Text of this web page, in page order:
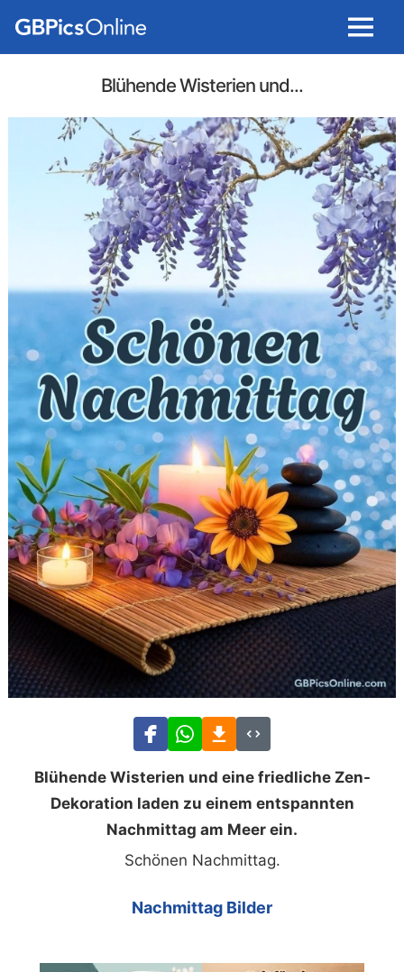
Menu
Blühende Wisterien und...
Blühende Wisterien und eine friedliche Zen-
Dekoration laden zu einem entspannten
Nachmittag am Meer ein.
Schönen Nachmittag.
Nachmittag Bilder